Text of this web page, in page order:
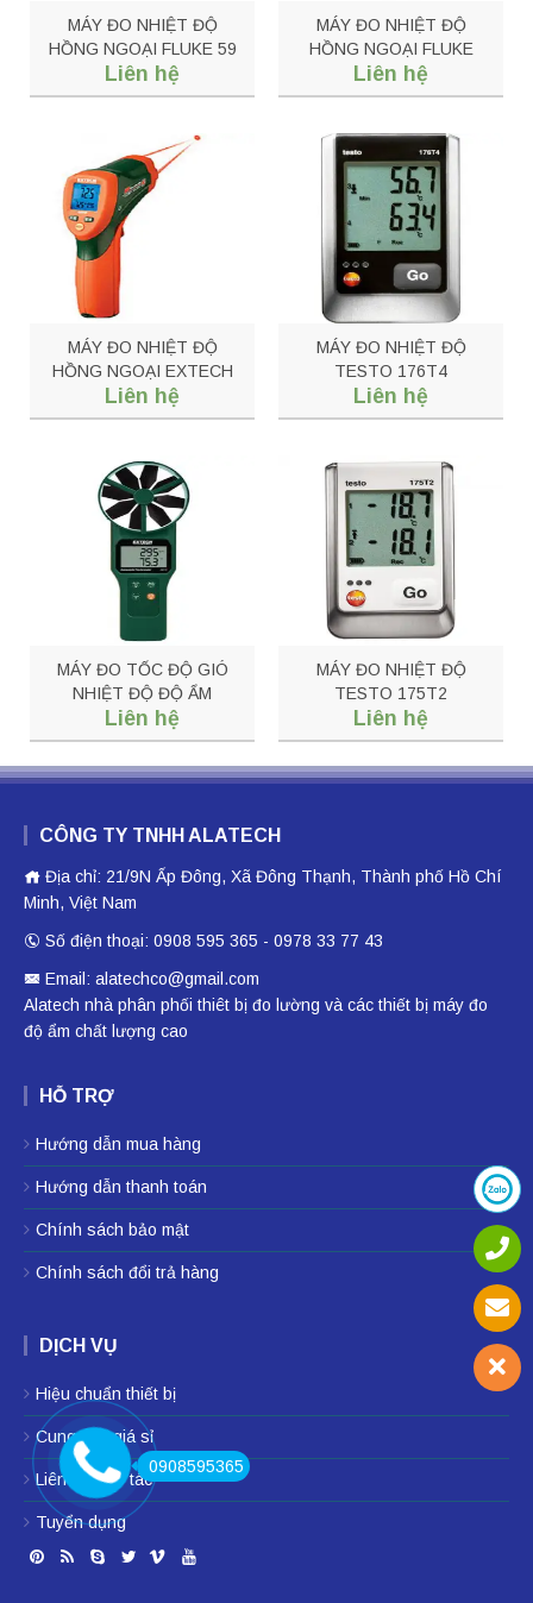
MÁY ĐO NHIỆT ĐỘ
HỒNG NGOẠI FLUKE 59
MAX+
Liên hệ
MÁY ĐO NHIỆT ĐỘ
HỒNG NGOẠI FLUKE
59MAX
Liên hệ
MÁY ĐO NHIỆT ĐỘ
HỒNG NGOẠI EXTECH
42509
Liên hệ
MÁY ĐO NHIỆT ĐỘ
TESTO 176T4
Liên hệ
MÁY ĐO TỐC ĐỘ GIÓ
NHIỆT ĐỘ ĐỘ ẨM
EXTECH AN310
Liên hệ
MÁY ĐO NHIỆT ĐỘ
TESTO 175T2
Liên hệ
CÔNG TY TNHH ALATECH
Địa chỉ: 21/9N Ấp Đông, Xã Đông Thạnh, Thành phố Hồ Chí
Minh, Việt Nam
Số điện thoại: 0908 595 365 - 0978 33 77 43
Email: alatechco@gmail.com
Alatech nhà phân phối thiêt bị đo lường và các thiết bị máy đo
độ ẩm chất lượng cao
HỖ TRỢ
Hướng dẫn mua hàng
Hướng dẫn thanh toán
Chính sách bảo mật
Chính sách đổi trả hàng
DỊCH VỤ
Hiệu chuẩn thiết bị
Cung cấp giá sỉ
Liên hệ hợp tác
Tuyển dụng
0908595365